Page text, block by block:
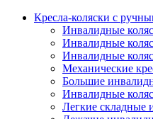
Кресла-коляски с
Инвалидные
Инвалидные
Инвалидные
Механические
Большие
Инвалидные
Легкие складные